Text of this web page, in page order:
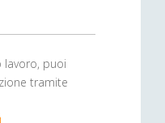
lavoro, puoi
tramite